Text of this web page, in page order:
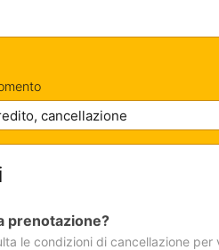
prenotazione?
le condizioni di cancellazione